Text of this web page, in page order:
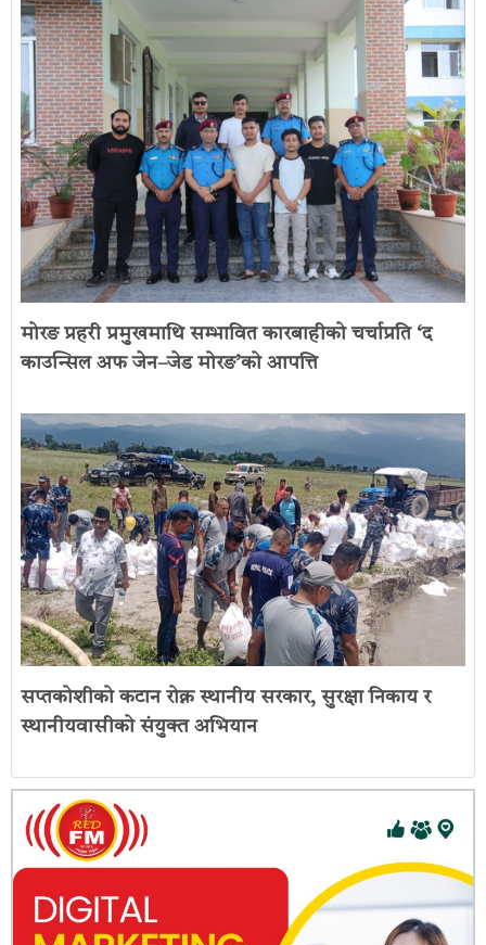
मोरङ प्रहरी प्रमुखमाथि सम्भावित कारबाहीको चर्चाप्रति ‘द
काउन्सिल अफ जेन–जेड मोरङ’को आपत्ति
सप्तकोशीको कटान रोक्न स्थानीय सरकार, सुरक्षा निकाय र
स्थानीयवासीको संयुक्त अभियान